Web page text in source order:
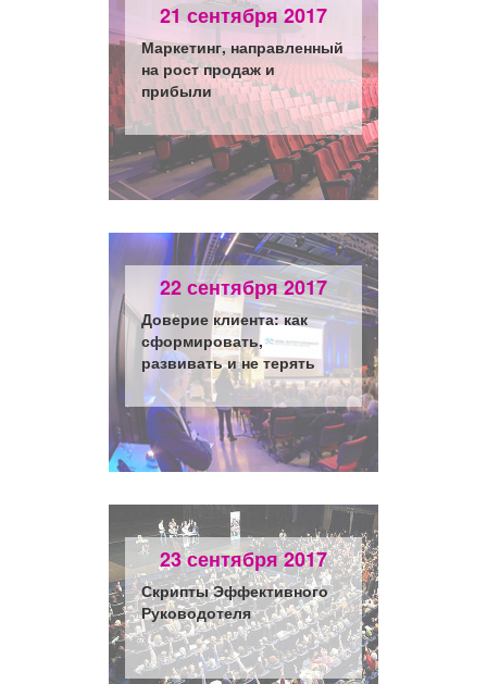
21 сентября 2017
Маркетинг, направленный
на рост продаж и
прибыли
22 сентября 2017
Доверие клиента: как
сформировать,
развивать и не терять
23 сентября 2017
Скрипты Эффективного
Руководотеля